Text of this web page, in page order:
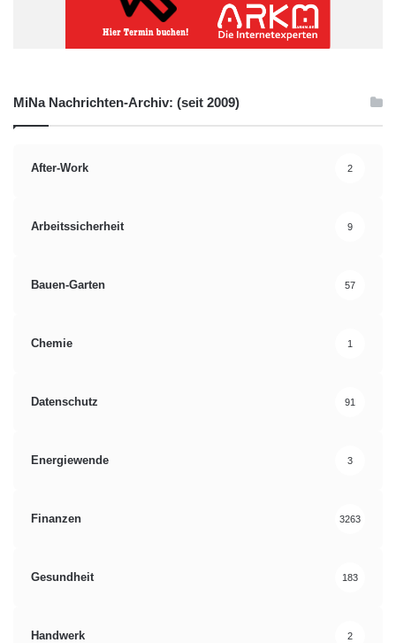
MiNa Nachrichten-Archiv: (seit 2009)
After-Work 2
Arbeitssicherheit 9
Bauen-Garten 57
Chemie 1
Datenschutz 91
Energiewende 3
Finanzen 3263
Gesundheit 183
Handwerk 2